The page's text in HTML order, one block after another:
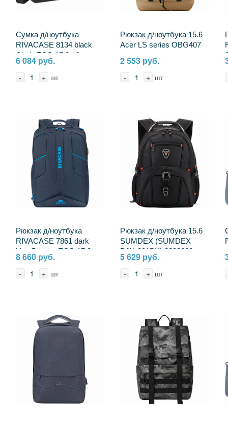
Сумка д/ноутбука
RIVACASE 8134 black
Clark-ECO 15,6 / 6
2391397 4260709013480
6 084 руб.
- + шт
Рюкзак д/ноутбука 15.6
Acer LS series OBG407
(ZL.BAGEE.00Q)беж
2200808
2 553 руб.
- + шт
Рюкзак д/ноутбука
RIVACASE 7861 dark
blue Borneo-ECO 17.3
(28л) / 4 2391414
4260403573693
8 660 руб.
- + шт
Рюкзак д/ноутбука 15.6
SUMDEX (SUMDEX
PJN-301BK) 2330608
5 629 руб.
- + шт